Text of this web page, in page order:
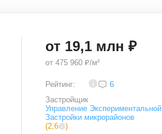
от 19,1 млн ₽
от 475 960 ₽/м²
Рейтинг: 6
Застройщик
Управление Экспериментальной
Застройки микрорайонов
(2,6 )